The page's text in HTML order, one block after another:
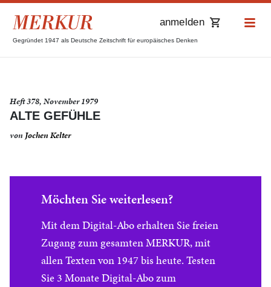
Gegründet 1947 als Deutsche Zeitschrift für europäisches Denken
anmelden
Heft 378, November 1979
ALTE GEFÜHLE
von Jochen Kelter
Möchten Sie weiterlesen?
Mit dem Digital-Abo erhalten Sie freien
Zugang zum gesamten MERKUR, mit
allen Texten von 1947 bis heute. Testen
Sie 3 Monate Digital-Abo zum